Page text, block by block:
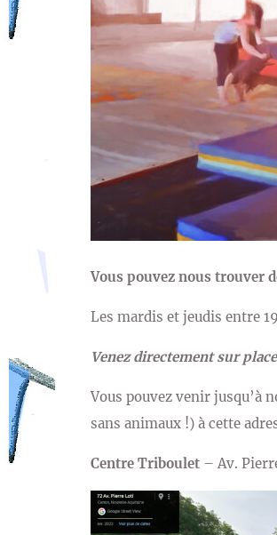
Vous pouvez nous trouver
Les mardis et jeudis entre
Venez directement sur
Vous pouvez venir jusqu’à
sans animaux !) à cette
Centre Triboulet – Av.